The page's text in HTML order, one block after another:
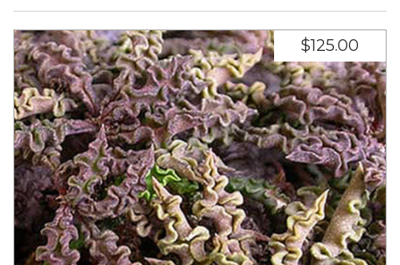
$125.00